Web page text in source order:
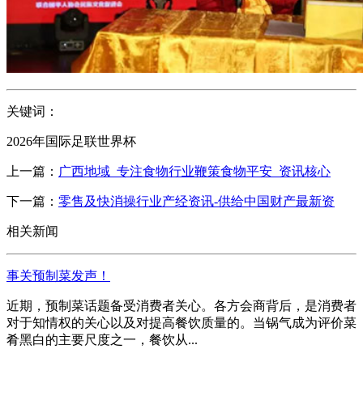
关键词：
2026年国际足联世界杯
上一篇： 广西地域_专注食物行业鞭策食物平安_资讯核心
下一篇： 零售及快消操行业产经资讯-供给中国财产最新资
相关新闻
事关预制菜发声！
近期，预制菜话题备受消费者关心。各方会商背后，是消费者
对于知情权的关心以及对提高餐饮质量的。当锅气成为评价菜
肴黑白的主要尺度之一，餐饮从...